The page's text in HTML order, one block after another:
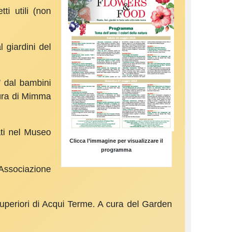
Clicca l’immagine per visualizzare il
programma
utili (non
giardini del
dal bambini
di Mimma
nel Museo
di Acqui Terme. A cura del Garden